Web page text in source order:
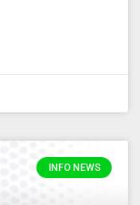
INFO NEWS